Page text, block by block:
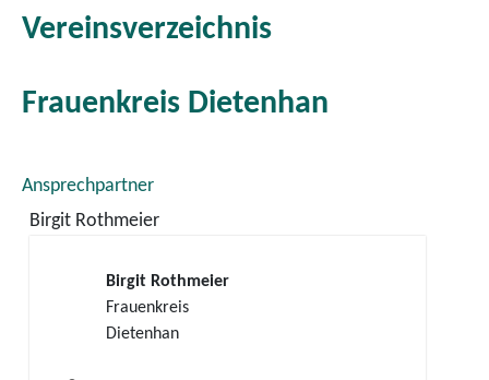
Vereinsverzeichnis
Frauenkreis Dietenhan
Ansprechpartner
Birgit Rothmeier
Birgit Rothmeier
Frauenkreis
Dietenhan